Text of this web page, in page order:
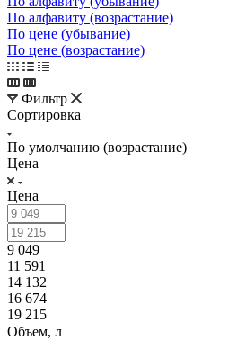
По алфавиту (возрастание)
По цене (убывание)
По цене (возрастание)
Фильтр
Сортировка
По умолчанию (возрастание)
Цена
Цена
9 049
11 591
14 132
16 674
19 215
Объем, л